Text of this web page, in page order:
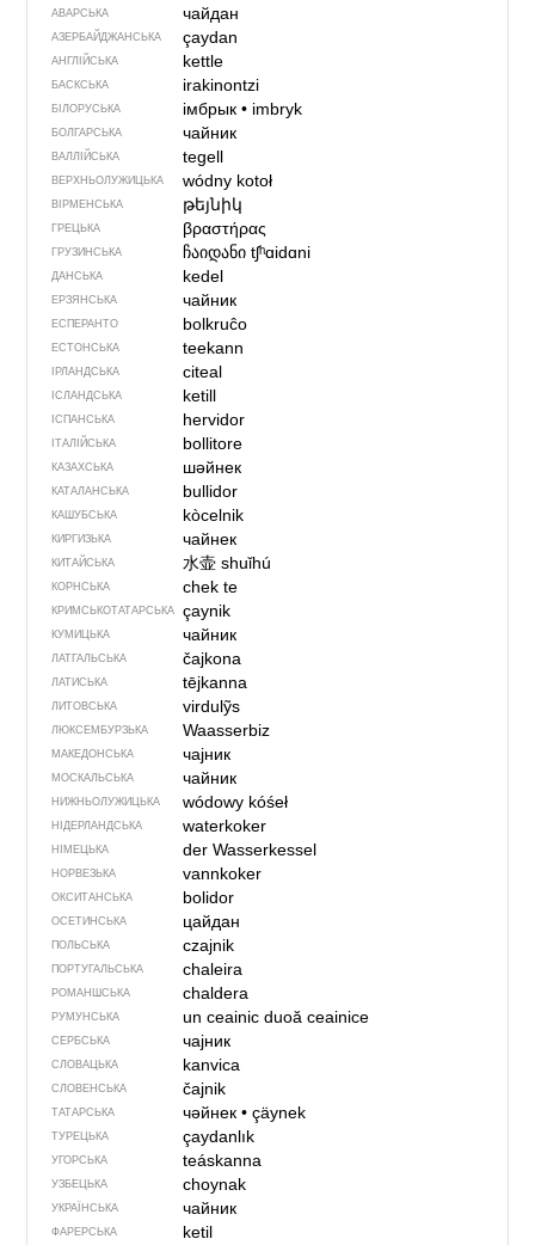
АВАРСЬКА чайдан
АЗЕРБАЙДЖАНСЬКА çaydan
АНГЛІЙСЬКА kettle
БАСКСЬКА irakinontzi
БІЛОРУСЬКА імбрык• imbryk
БОЛГАРСЬКА чайник
ВАЛЛІЙСЬКА tegell
ВЕРХНЬОЛУЖИЦЬКА wódny kotoł
ВІРМЕНСЬКА թեյնիկ
ГРЕЦЬКА βραστήρας
ГРУЗИНСЬКА ჩაიდანიtʃʰɑidɑni
ДАНСЬКА kedel
ЕРЗЯНСЬКА чайник
ЕСПЕРАНТО bolkruĉo
ЕСТОНСЬКА teekann
ІРЛАНДСЬКА citeal
ІСЛАНДСЬКА ketill
ІСПАНСЬКА hervidor
ІТАЛІЙСЬКА bollitore
КАЗАХСЬКА шәйнек
КАТАЛАНСЬКА bullidor
КАШУБСЬКА kòcelnik
КИРГИЗЬКА чайнек
КИТАЙСЬКА 水壶shuǐhú
КОРНСЬКА chek te
КРИМСЬКОТАТАРСЬКА çaynik
КУМИЦЬКА чайник
ЛАТГАЛЬСЬКА čajkona
ЛАТИСЬКА tējkanna
ЛИТОВСЬКА virdulỹs
ЛЮКСЕМБУРЗЬКА Waasserbiz
МАКЕДОНСЬКА чајник
МОСКАЛЬСЬКА чайник
НИЖНЬОЛУЖИЦЬКА wódowy kóśeł
НІДЕРЛАНДСЬКА waterkoker
НІМЕЦЬКА der Wasserkessel
НОРВЕЗЬКА vannkoker
ОКСИТАНСЬКА bolidor
ОСЕТИНСЬКА цайдан
ПОЛЬСЬКА czajnik
ПОРТУГАЛЬСЬКА chaleira
РОМАНШСЬКА chaldera
РУМУНСЬКА un ceainicduoă ceainice
СЕРБСЬКА чајник
СЛОВАЦЬКА kanvica
СЛОВЕНСЬКА čajnik
ТАТАРСЬКА чәйнек• çäynek
ТУРЕЦЬКА çaydanlık
УГОРСЬКА teáskanna
УЗБЕЦЬКА choynak
УКРАЇНСЬКА чайник
ФАРЕРСЬКА ketil